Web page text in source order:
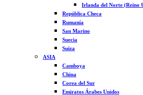
Irlanda del Norte (Reino
República Checa
Rumanía
San Marino
Suecia
Suiza
ASIA
Camboya
China
Corea del Sur
Emiratos Árabes Unidos